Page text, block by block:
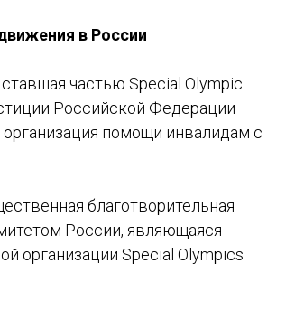
в России
частью Special Olympic
Российской Федерации
помощи инвалидам с
благотворительная
России, являющаяся
организации Special Olympics